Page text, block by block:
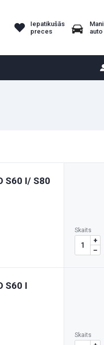
Iepatikušās
preces
Mani
auto
S60 I/ S80
Skaits
S60 I
Skaits